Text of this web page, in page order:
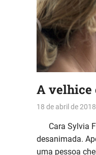
A velhice
18 de abril de 2018
Cara Sylvia
desanimada.
uma pessoa